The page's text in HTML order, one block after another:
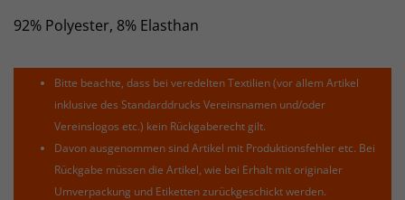
92% Polyester, 8% Elasthan
Bitte beachte, dass bei veredelten Textilien (vor allem Artikel
inklusive des Standarddrucks Vereinsnamen und/oder
Vereinslogos etc.) kein Rückgaberecht gilt.
Davon ausgenommen sind Artikel mit Produktionsfehler etc. Bei
Rückgabe müssen die Artikel, wie bei Erhalt mit originaler
Umverpackung und Etiketten zurückgeschickt werden.